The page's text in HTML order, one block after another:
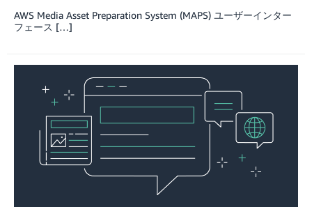
AWS Media Asset Preparation System (MAPS) ユーザーインター
フェース […]